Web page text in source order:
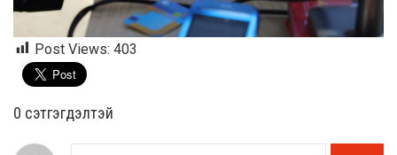
Post Views: 403
0 cэтгэгдэлтэй